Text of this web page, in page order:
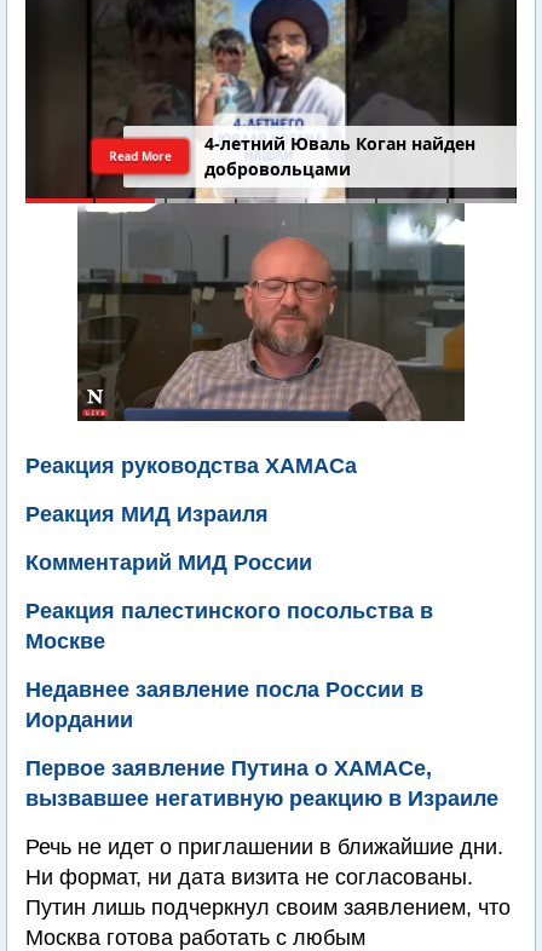
4-летний Юваль Коган найден
добровольцами
Read More
Реакция руководства ХАМАСа
Реакция МИД Израиля
Комментарий МИД России
Реакция палестинского посольства в
Москве
Недавнее заявление посла России в
Иордании
Первое заявление Путина о ХАМАСе,
вызвавшее негативную реакцию в Израиле
Речь не идет о приглашении в ближайшие дни.
Ни формат, ни дата визита не согласованы.
Путин лишь подчеркнул своим заявлением, что
Москва готова работать с любым